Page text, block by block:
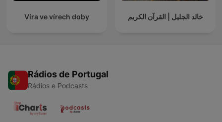
Víra ve vírech doby خالد الجليل | القرآن الكريم
Rádios de Portugal
Rádios e Podcasts